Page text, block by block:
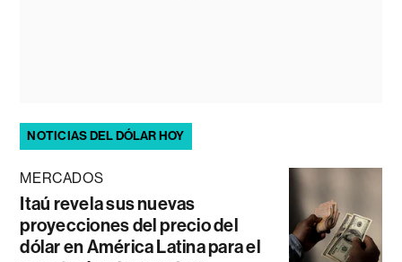
NOTICIAS DEL DÓLAR HOY
MERCADOS
Itaú revela sus nuevas
proyecciones del precio del
dólar en América Latina para el